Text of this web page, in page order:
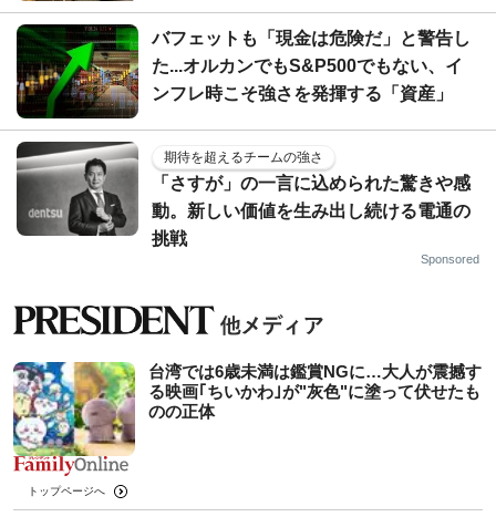
バフェットも「現金は危険だ」と警告し
た...オルカンでもS&P500でもない、イ
ンフレ時こそ強さを発揮する「資産」
期待を超えるチームの強さ
「さすが」の一言に込められた驚きや感
動。新しい価値を生み出し続ける電通の
挑戦
Sponsored
台湾では6歳未満は鑑賞NGに…大人が震撼す
る映画｢ちいかわ｣が"灰色"に塗って伏せたも
のの正体
トップページへ